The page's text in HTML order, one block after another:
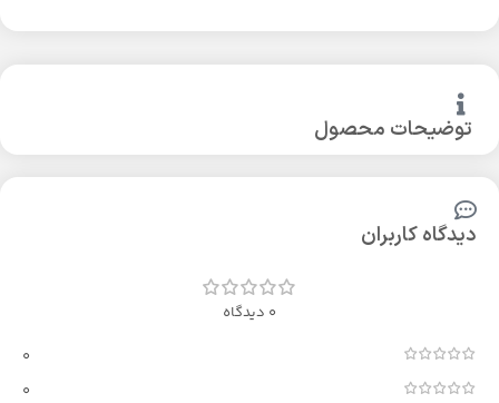
توضیحات محصول
دیدگاه کاربران
0 دیدگاه
0
0